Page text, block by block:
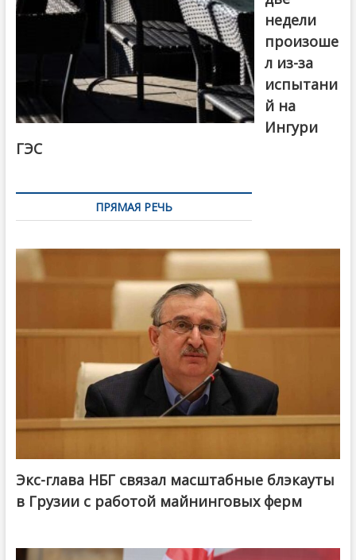
недели
произоше
л из-за
испытани
й на
Ингури
ГЭС
ПРЯМАЯ РЕЧЬ
Экс-глава НБГ связал масштабные блэкауты
в Грузии с работой майнинговых ферм